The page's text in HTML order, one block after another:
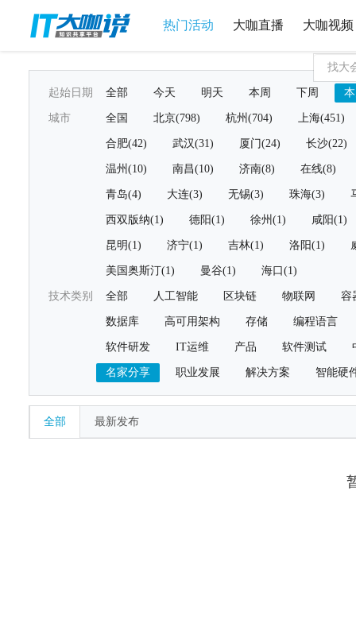
热门活动 大咖直播 大咖视频
起始日期 全部 今天 明天 本周 下周
城市 全国 北京(798) 杭州(704) 上海(451)
合肥(42) 武汉(31) 厦门(24) 长沙(22)
温州(10) 南昌(10) 济南(8) 在线(8)
青岛(4) 大连(3) 无锡(3) 珠海(3)
西双版纳(1) 德阳(1) 徐州(1) 咸阳(1)
昆明(1) 济宁(1) 吉林(1) 洛阳(1)
美国奥斯汀(1) 曼谷(1) 海口(1)
技术类别 全部 人工智能 区块链 物联网 容
数据库 高可用架构 存储 编程语言
软件研发 IT运维 产品 软件测试
名家分享 职业发展 解决方案 智能硬
全部 最新发布